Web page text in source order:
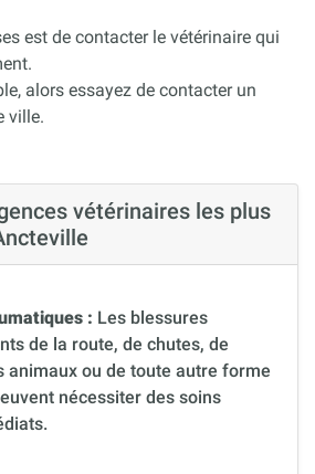
est de contacter le vétérinaire qui
alors essayez de contacter un
ville.
vétérinaires les plus
: Les blessures
de la route, de chutes, de
animaux ou de toute autre forme
nécessiter des soins